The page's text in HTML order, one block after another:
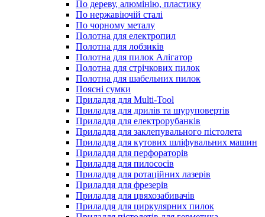
По дереву, алюмінію, пластику
По нержавіючій сталі
По чорному металу
Полотна для електропил
Полотна для лобзиків
Полотна для пилок Алігатор
Полотна для стрічкових пилок
Полотна для шабельних пилок
Поясні сумки
Приладдя для Multi-Tool
Приладдя для дрилів та шуруповертів
Приладдя для електрорубанків
Приладдя для заклепувального пістолета
Приладдя для кутових шліфувальних машин
Приладдя для перфораторів
Приладдя для пилососів
Приладдя для ротаційних лазерів
Приладдя для фрезерів
Приладдя для цвяхозабивачів
Приладдя для циркулярних пилок